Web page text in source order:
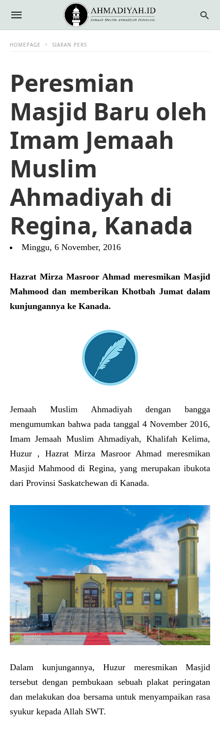
HOMEPAGE SIARAN PERS
Peresmian
Masjid Baru oleh
Imam Jemaah
Muslim
Ahmadiyah di
Regina, Kanada
Minggu, 6 November, 2016
Hazrat Mirza Masroor Ahmad meresmikan Masjid
Mahmood dan memberikan Khotbah Jumat dalam
kunjungannya ke Kanada.
Jemaah Muslim Ahmadiyah dengan bangga
mengumumkan bahwa pada tanggal 4 November 2016,
Imam Jemaah Muslim Ahmadiyah, Khalifah Kelima,
Huzur , Hazrat Mirza Masroor Ahmad meresmikan
Masjid Mahmood di Regina, yang merupakan ibukota
dari Provinsi Saskatchewan di Kanada.
Dalam kunjungannya, Huzur meresmikan Masjid
tersebut dengan pembukaan sebuah plakat peringatan
dan melakukan doa bersama untuk menyampaikan rasa
syukur kepada Allah SWT.